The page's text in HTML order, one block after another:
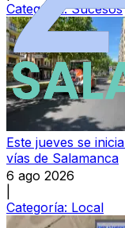
Categoría:Sucesos
Este jueves se
vías de Salamanca
6 ago 2026
Categoría: Local